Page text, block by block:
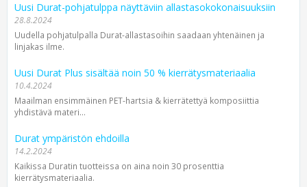
Uusi Durat-pohjatulppa näyttäviin allastasokokonaisuuksiin
28.8.2024
Uudella pohjatulpalla Durat-allastasoihin saadaan yhtenäinen ja
linjakas ilme.
Uusi Durat Plus sisältää noin 50 % kierrätysmateriaalia
10.4.2024
Maailman ensimmäinen PET-hartsia & kierrätettyä komposiittia
yhdistävä materi...
Durat ympäristön ehdoilla
14.2.2024
Kaikissa Duratin tuotteissa on aina noin 30 prosenttia
kierrätysmateriaalia.